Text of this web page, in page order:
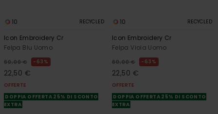
10 RECYCLED
Icon Embroidery Cr
Felpa Blu Uomo
60,00 € 63%
22,50 €
OFFERTE
DOPPIA OFFERTA 25% DI SCONTO
EXTRA
10 RECYCLED
Icon Embroidery Cr
Felpa Viola Uomo
60,00 € 63%
22,50 €
OFFERTE
DOPPIA OFFERTA 25% DI SCONTO
EXTRA